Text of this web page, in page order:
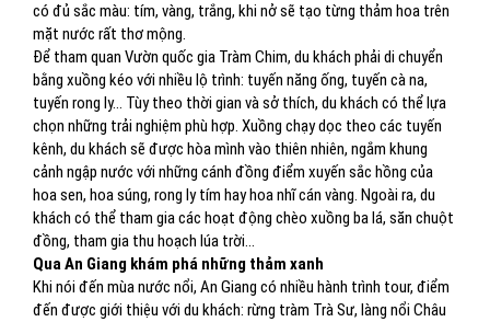
có đủ sắc màu: tím, vàng, trắng, khi nở sẽ tạo từng thảm hoa trên
mặt nước rất thơ mộng.
Để tham quan Vườn quốc gia Tràm Chim, du khách phải di chuyển
bằng xuồng kéo với nhiều lộ trình: tuyến năng ống, tuyến cà na,
tuyến rong ly… Tùy theo thời gian và sở thích, du khách có thể lựa
chọn những trải nghiệm phù hợp. Xuồng chạy dọc theo các tuyến
kênh, du khách sẽ được hòa mình vào thiên nhiên, ngắm khung
cảnh ngập nước với những cánh đồng điểm xuyến sắc hồng của
hoa sen, hoa súng, rong ly tím hay hoa nhĩ cán vàng. Ngoài ra, du
khách có thể tham gia các hoạt động chèo xuồng ba lá, săn chuột
đồng, tham gia thu hoạch lúa trời…
Qua An Giang khám phá những thảm xanh
Khi nói đến mùa nước nổi, An Giang có nhiều hành trình tour, điểm
đến được giới thiệu với du khách: rừng tràm Trà Sư, làng nổi Châu